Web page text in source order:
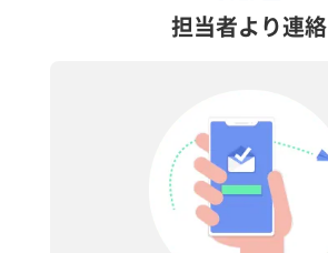
担当者より連絡